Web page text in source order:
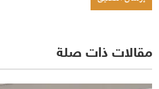
مقالات ذات صلة